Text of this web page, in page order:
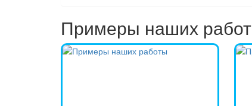
Примеры наших работ